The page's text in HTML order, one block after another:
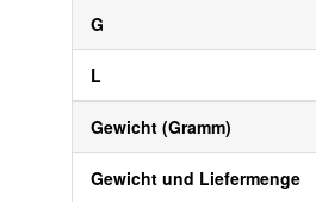
G
L
Gewicht (Gramm)
Gewicht und Liefermenge